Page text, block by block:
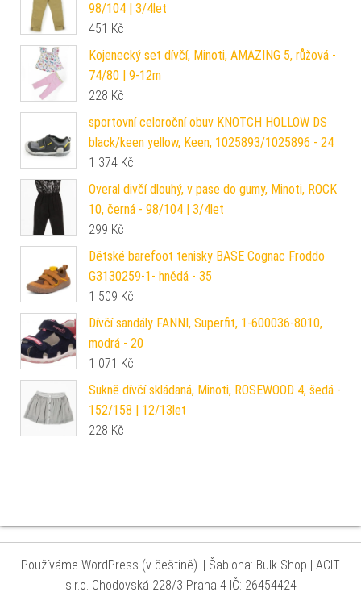
98/104 | 3/4let
451 Kč
Kojenecký set dívčí, Minoti, AMAZING 5, růžová -
74/80 | 9-12m
228 Kč
sportovní celoroční obuv KNOTCH HOLLOW DS
black/keen yellow, Keen, 1025893/1025896 - 24
1 374 Kč
Overal divčí dlouhý, v pase do gumy, Minoti, ROCK
10, černá - 98/104 | 3/4let
299 Kč
Dětské barefoot tenisky BASE Cognac Froddo
G3130259-1- hnědá - 35
1 509 Kč
Dívčí sandály FANNI, Superfit, 1-600036-8010,
modrá - 20
1 071 Kč
Sukně dívčí skládaná, Minoti, ROSEWOOD 4, šedá -
152/158 | 12/13let
228 Kč
Používáme WordPress (v češtině). Šablona: Bulk Shop
| ACIT
s.r.o. Chodovská 228/3 Praha 4 IČ: 26454424